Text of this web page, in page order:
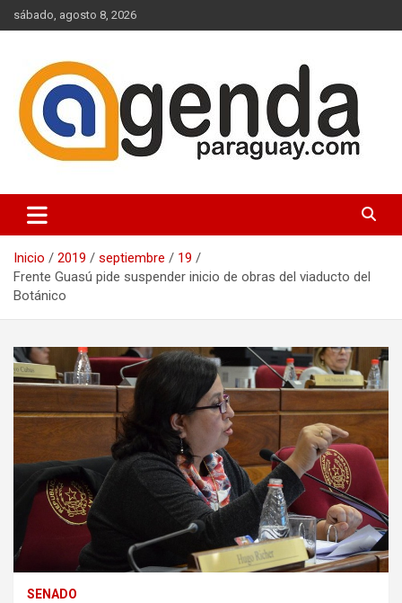
Saltar
al
sábado, agosto 8, 2026
Agenda Paraguay
Inicio 2019 septiembre
19
Frente Guasú pide suspender inicio de obras del viaducto del
Botánico
SENADO